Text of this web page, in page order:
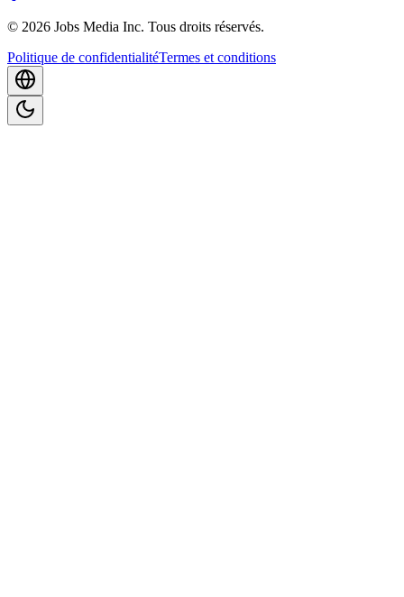
© 2026 Jobs Media Inc. Tous droits réservés.
Politique de confidentialitéTermes et conditions